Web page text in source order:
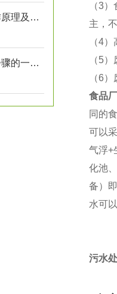
口腔牙科污水处理设备的工作原理及出故障时需采取的措施介绍
大型医院污水处理设备操作步骤的一般指南
（3
主，
（4
（5
（6
食品
同的
可以
气浮
化池
备）
水可
污水